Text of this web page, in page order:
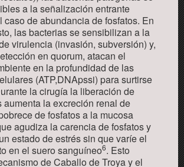
a la señalización entrante
caso de abundancia de fosfatos. En
las bacterias se sensibilizan a la
virulencia (invasión, subversión) y,
en quorum, atacan el
en la profundidad de las
(ATP,DNApssi) para surtirse
la cirugía la liberación de
aumenta la excreción renal de
de fosfatos a la mucosa
agudiza la carenciade fosfatosy
estado de estréssin quevaríeel
en el suero sanguíneo6. Esto
de Caballo de Troya y el